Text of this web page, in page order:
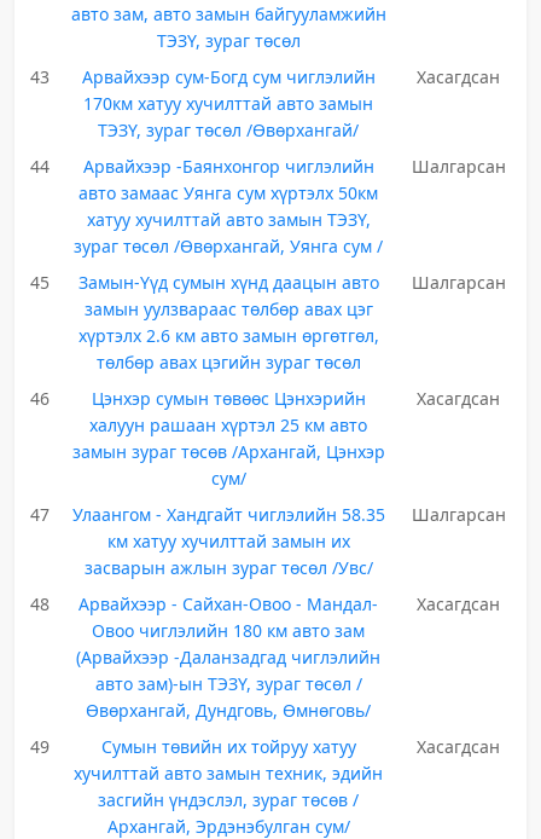
авто зам, авто замын байгууламжийн
ТЭЗҮ, зураг төсөл
43
Арвайхээр сум-Богд сум чиглэлийн
170км хатуу хучилттай авто замын
ТЭЗҮ, зураг төсөл /Өвөрхангай/
Хасагдсан
44
Арвайхээр -Баянхонгор чиглэлийн
авто замаас Уянга сум хүртэлх 50км
хатуу хучилттай авто замын ТЭЗҮ,
зураг төсөл /Өвөрхангай, Уянга сум /
Шалгарсан
45
Замын-Үүд сумын хүнд даацын авто
замын уулзвараас төлбөр авах цэг
хүртэлх 2.6 км авто замын өргөтгөл,
төлбөр авах цэгийн зураг төсөл
Шалгарсан
46
Цэнхэр сумын төвөөс Цэнхэрийн
халуун рашаан хүртэл 25 км авто
замын зураг төсөв /Архангай, Цэнхэр
сум/
Хасагдсан
47
Улаангом - Хандгайт чиглэлийн 58.35
км хатуу хучилттай замын их
засварын ажлын зураг төсөл /Увс/
Шалгарсан
48
Арвайхээр - Сайхан-Овоо - Мандал-
Овоо чиглэлийн 180 км авто зам
(Арвайхээр -Даланзадгад чиглэлийн
авто зам)-ын ТЭЗҮ, зураг төсөл /
Өвөрхангай, Дундговь, Өмнөговь/
Хасагдсан
49
Сумын төвийн их тойруу хатуу
хучилттай авто замын техник, эдийн
засгийн үндэслэл, зураг төсөв /
Архангай, Эрдэнэбулган сум/
Хасагдсан